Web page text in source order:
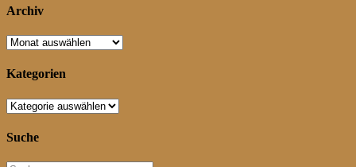
Archiv
Archiv
Kategorien
Kategorien
Suche